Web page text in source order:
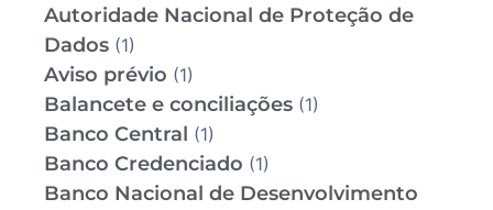
Autoridade Nacional de Proteção de
Dados (1)
Aviso prévio (1)
Balancete e conciliações (1)
Banco Central (1)
Banco Credenciado (1)
Banco Nacional de Desenvolvimento